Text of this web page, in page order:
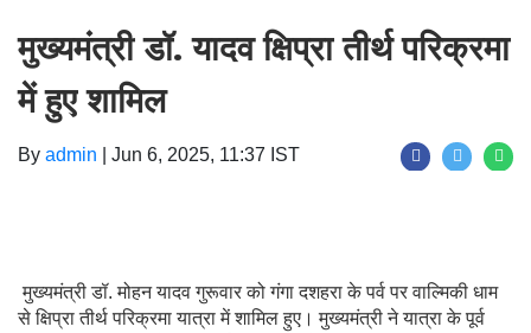
मुख्यमंत्री डॉ. यादव क्षिप्रा तीर्थ परिक्रमा
में हुए शामिल
By admin Jun 6, 2025, 11:37 IST
मुख्यमंत्री डॉ. मोहन यादव गुरूवार को गंगा दशहरा के पर्व पर वाल्मिकी धाम
से क्षिप्रा तीर्थ परिक्रमा यात्रा में शामिल हुए। मुख्यमंत्री ने यात्रा के पूर्व